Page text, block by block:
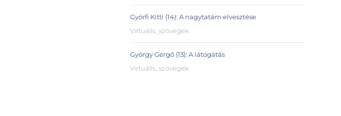
Györfi Kitti (14): A nagytatám elvesztése
Virtuális_szövegek
György Gergő (13): A látogatás
Virtuális_szövegek